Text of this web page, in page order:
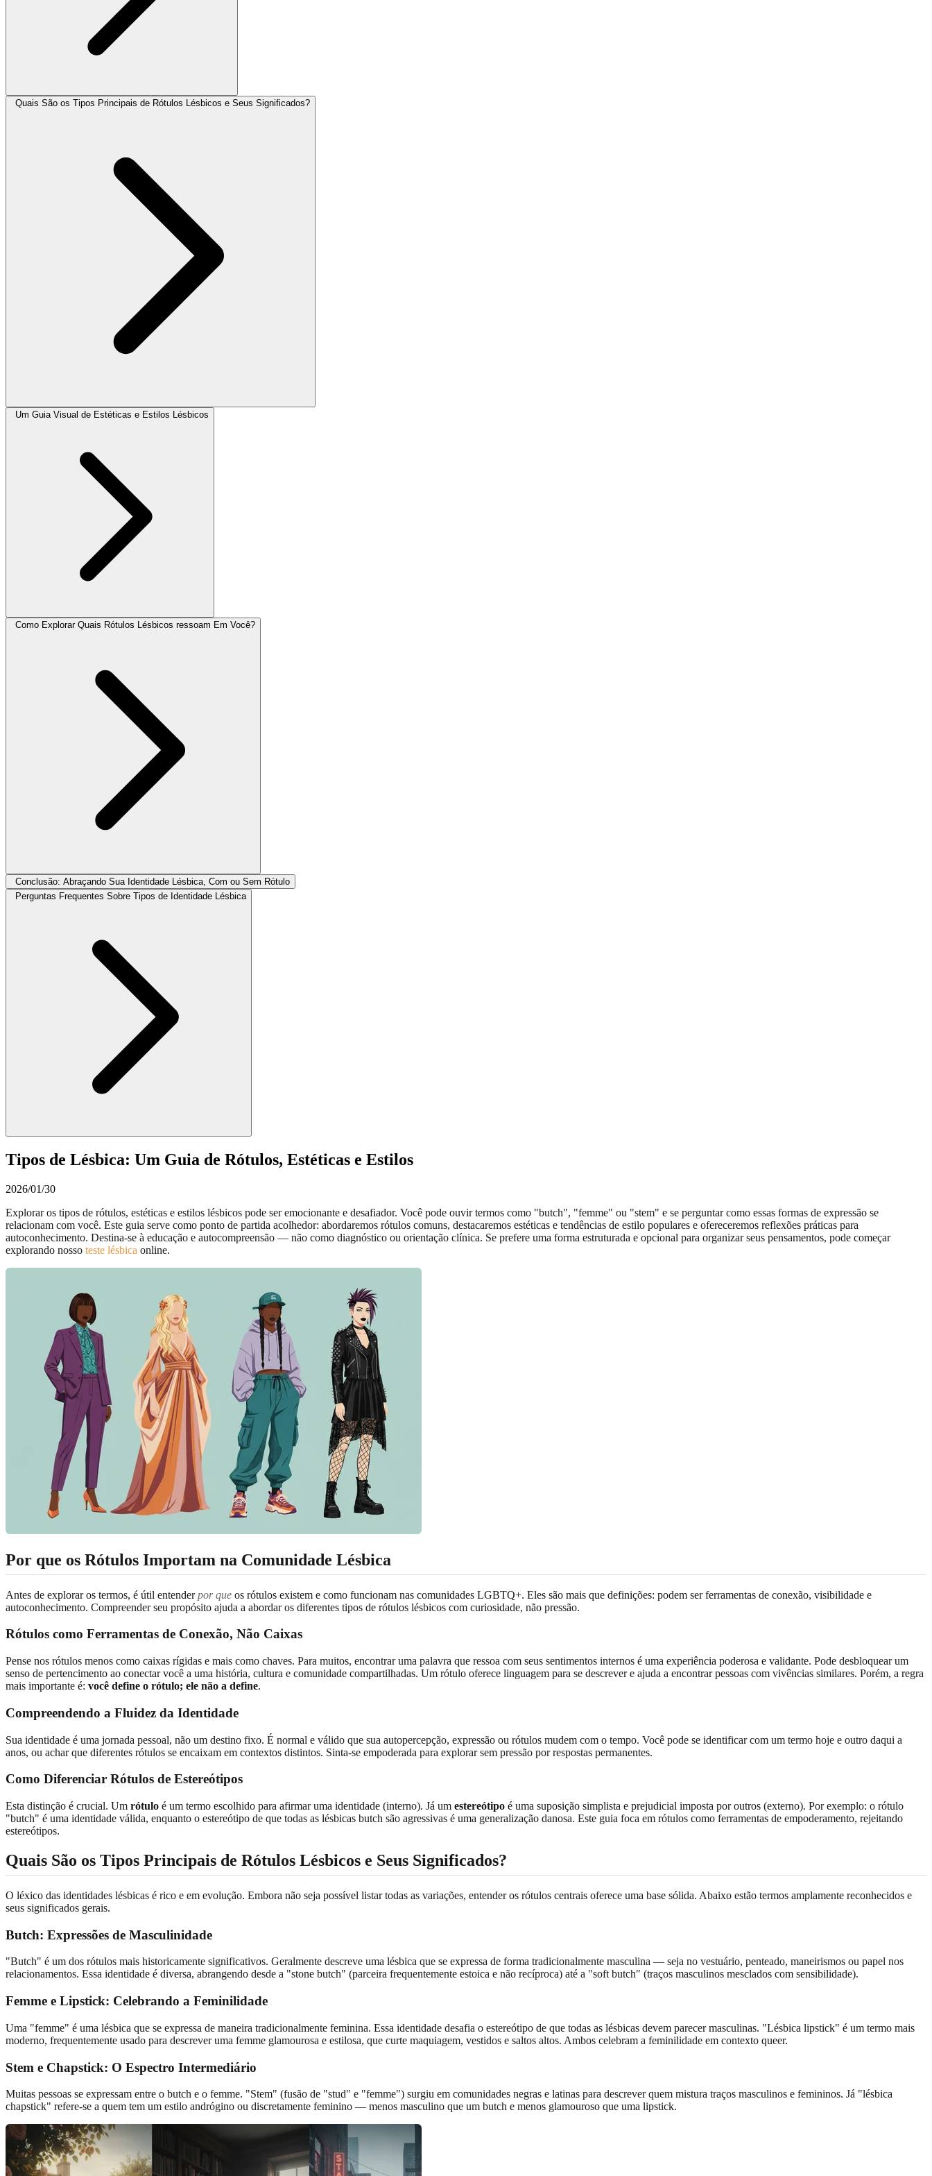
Quais São os Tipos Principais de Rótulos Lésbicos e Seus Significados?
Um Guia Visual de Estéticas e Estilos Lésbicos
Como Explorar Quais Rótulos Lésbicos ressoam Em Você?
Conclusão: Abraçando Sua Identidade Lésbica, Com ou Sem Rótulo
Perguntas Frequentes Sobre Tipos de Identidade Lésbica
Tipos de Lésbica: Um Guia de Rótulos, Estéticas e Estilos
2026/01/30
Explorar os tipos de rótulos, estéticas e estilos lésbicos pode ser emocionante e desafiador. Você pode ouvir termos como "butch", "femme" ou "stem" e se perguntar como essas formas de expressão se
relacionam com você. Este guia serve como ponto de partida acolhedor: abordaremos rótulos comuns, destacaremos estéticas e tendências de estilo populares e ofereceremos reflexões práticas para
autoconhecimento. Destina-se à educação e autocompreensão — não como diagnóstico ou orientação clínica. Se prefere uma forma estruturada e opcional para organizar seus pensamentos, pode começar
explorando nosso teste lésbica online.
Por que os Rótulos Importam na Comunidade Lésbica
Antes de explorar os termos, é útil entenderpor que os rótulos existem e como funcionam nas comunidades LGBTQ+. Eles são mais que definições: podem ser ferramentas de conexão, visibilidade e
autoconhecimento. Compreender seu propósito ajuda a abordar os diferentes tipos de rótulos lésbicos com curiosidade, não pressão.
Rótulos como Ferramentas de Conexão, Não Caixas
Pense nos rótulos menos como caixas rígidas e mais como chaves. Para muitos, encontrar uma palavra que ressoa com seus sentimentos internos é uma experiência poderosa e validante. Pode desbloquear um
senso de pertencimento ao conectar você a uma história, cultura e comunidade compartilhadas. Um rótulo oferece linguagem para se descrever e ajuda a encontrar pessoas com vivências similares. Porém, a regra
mais importante é: você define o rótulo; ele não a define.
Compreendendo a Fluidez da Identidade
Sua identidade é uma jornada pessoal, não um destino fixo. É normal e válido que sua autopercepção, expressão ou rótulos mudem com o tempo. Você pode se identificar com um termo hoje e outro daqui a
anos, ou achar que diferentes rótulos se encaixam em contextos distintos. Sinta-se empoderada para explorar sem pressão por respostas permanentes.
Como Diferenciar Rótulos de Estereótipos
Esta distinção é crucial. Um rótulo é um termo escolhido para afirmar uma identidade (interno). Já um estereótipo é uma suposição simplista e prejudicial imposta por outros (externo). Por exemplo: o rótulo
"butch" é uma identidade válida, enquanto o estereótipo de que todas as lésbicas butch são agressivas é uma generalização danosa. Este guia foca em rótulos como ferramentas de empoderamento, rejeitando
estereótipos.
Quais São os Tipos Principais de Rótulos Lésbicos e Seus Significados?
O léxico das identidades lésbicas é rico e em evolução. Embora não seja possível listar todas as variações, entender os rótulos centrais oferece uma base sólida. Abaixo estão termos amplamente reconhecidos e
seus significados gerais.
Butch: Expressões de Masculinidade
"Butch" é um dos rótulos mais historicamente significativos. Geralmente descreve uma lésbica que se expressa de forma tradicionalmente masculina — seja no vestuário, penteado, maneirismos ou papel nos
relacionamentos. Essa identidade é diversa, abrangendo desde a "stone butch" (parceira frequentemente estoica e não recíproca) até a "soft butch" (traços masculinos mesclados com sensibilidade).
Femme e Lipstick: Celebrando a Feminilidade
Uma "femme" é uma lésbica que se expressa de maneira tradicionalmente feminina. Essa identidade desafia o estereótipo de que todas as lésbicas devem parecer masculinas. "Lésbica lipstick" é um termo mais
moderno, frequentemente usado para descrever uma femme glamourosa e estilosa, que curte maquiagem, vestidos e saltos altos. Ambos celebram a feminilidade em contexto queer.
Stem e Chapstick: O Espectro Intermediário
Muitas pessoas se expressam entre o butch e o femme. "Stem" (fusão de "stud" e "femme") surgiu em comunidades negras e latinas para descrever quem mistura traços masculinos e femininos. Já "lésbica
chapstick" refere-se a quem tem um estilo andrógino ou discretamente feminino — menos masculino que um butch e menos glamouroso que uma lipstick.